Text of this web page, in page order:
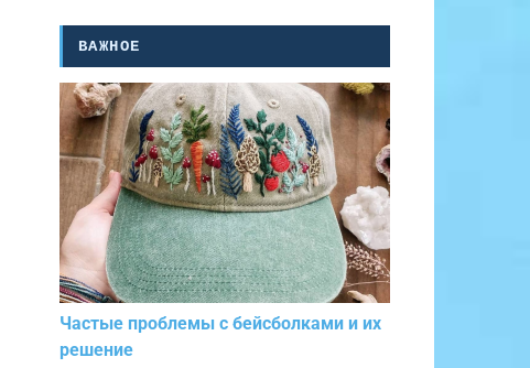
ВАЖНОЕ
Частые проблемы с бейсболками и их
решение